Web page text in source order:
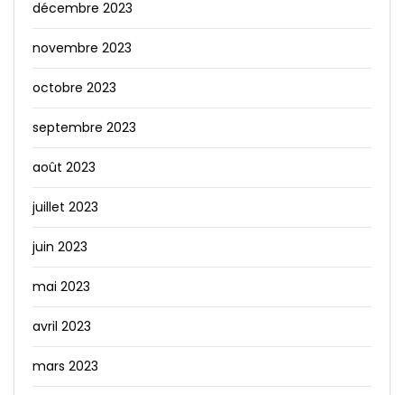
décembre 2023
novembre 2023
octobre 2023
septembre 2023
août 2023
juillet 2023
juin 2023
mai 2023
avril 2023
mars 2023